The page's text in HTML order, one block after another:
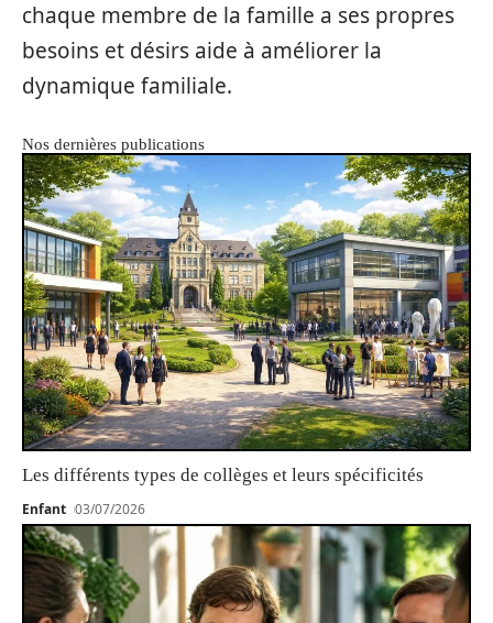
chaque membre de la famille a ses propres
besoins et désirs aide à améliorer la
dynamique familiale.
Nos dernières publications
Les différents types de collèges et leurs spécificités
Enfant 03/07/2026